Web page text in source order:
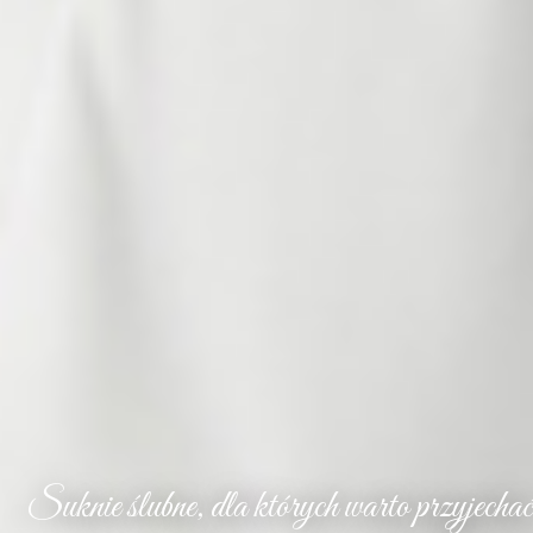
Suknie ślubne, dla których warto przyjechać